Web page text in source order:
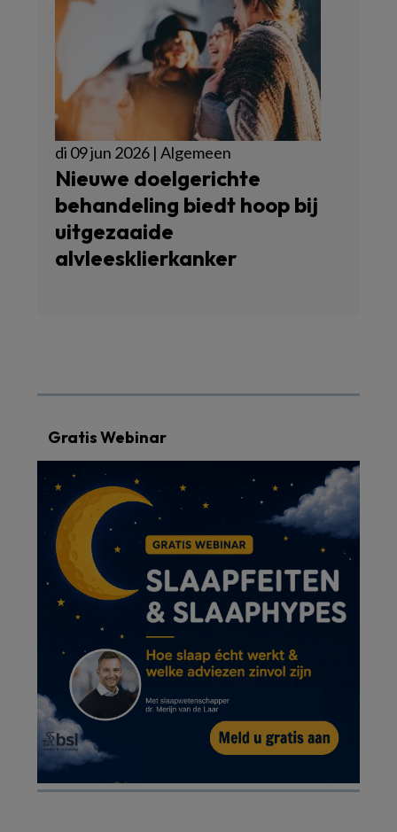
di 09 jun 2026 | Algemeen
Nieuwe doelgerichte
behandeling biedt hoop bij
uitgezaaide
alvleesklierkanker
Gratis Webinar